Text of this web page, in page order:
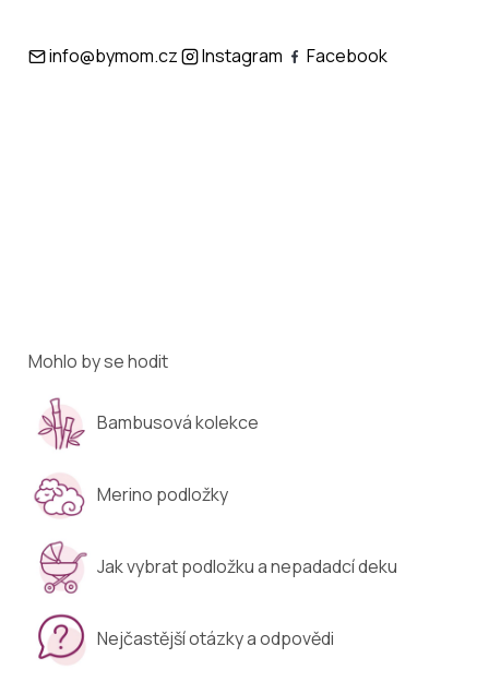
info@bymom.cz Instagram Facebook
Mohlo by se hodit
Bambusová kolekce
Merino podložky
Jak vybrat podložku a nepadadcí deku
Nejčastější otázky a odpovědi